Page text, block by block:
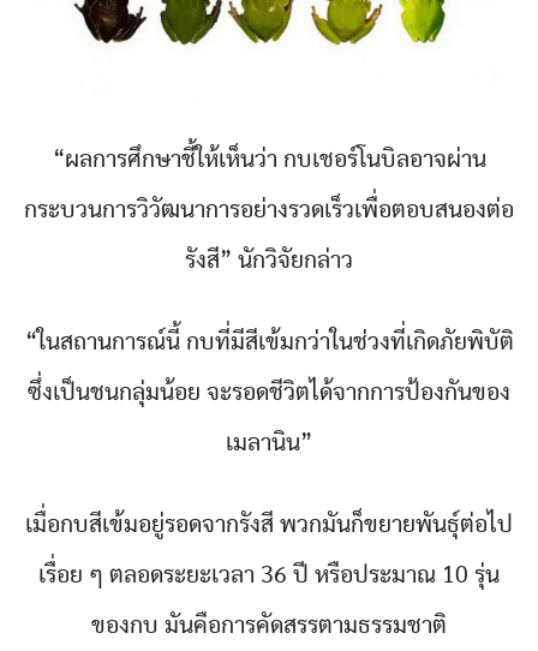
“ผลการศึกษาชี้ให้เห็นว่า กบเชอร์โนบิลอาจผ่าน
กระบวนการวิวัฒนาการอย่างรวดเร็วเพื่อตอบสนองต่อ
รังสี” นักวิจัยกล่าว
“ในสถานการณ์นี้ กบที่มีสีเข้มกว่าในช่วงที่เกิดภัยพิบัติ
ซึ่งเป็นชนกลุ่มน้อย จะรอดชีวิตได้จากการป้องกันของ
เมลานิน”
เมื่อกบสีเข้มอยู่รอดจากรังสี พวกมันก็ขยายพันธุ์ต่อไป
เรื่อย ๆ ตลอดระยะเวลา 36 ปี หรือประมาณ 10 รุ่น
ของกบ มันคือการคัดสรรตามธรรมชาติ